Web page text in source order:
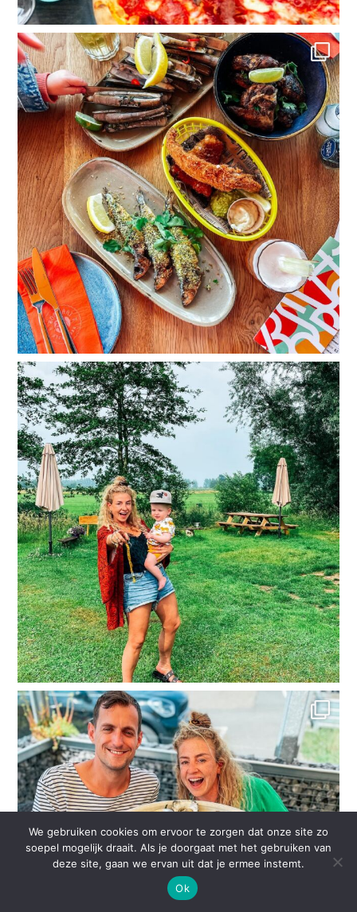
We gebruiken cookies om ervoor te zorgen dat onze site zo
soepel mogelijk draait. Als je doorgaat met het gebruiken van
deze site, gaan we ervan uit dat je ermee instemt.
Ok